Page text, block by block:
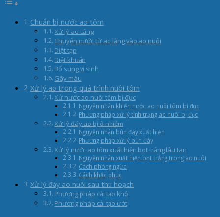
Chuẩn bị nước ao tôm
Xử lý ao Lắng
Chuyển nước từ ao lắng vào ao nuôi
Diệt tạp
Diệt khuẩn
Bổ sung vi sinh
Gây màu
Xử lý ao trong quá trình nuôi tôm
Xử nước ao nuôi tôm bị đục
Nguyên nhân khiến nước ao nuôi tôm bị đục
Phương pháp xử lý tình trạng ao nuôi bị đục
Xử lý đáy ao bị ô nhiễm
Nguyên nhân bùn đáy xuất hiện
Phương pháp xử lý bùn đáy
Xử lý nước ao tôm xuất hiện bọt trắng lâu tan
Nguyên nhân xuất hiện bọt trắng trong ao nuôi
Cách phòng ngừa
Cách khắc phục
Xử lý đáy ao nuôi sau thu hoạch
Phương pháp cải tạo khô
Phương pháp cải tạo ướt